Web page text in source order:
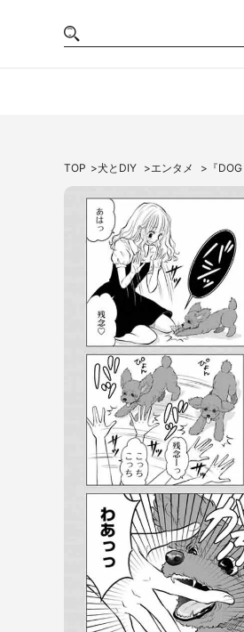
TOP 犬とDIY エンタメ 『